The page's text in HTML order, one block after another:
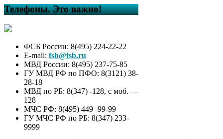
Телефоны. Это важно!
ФСБ России: 8(495) 224-22-22
E-mail: fsb@fsb.ru
МВД России: 8(495) 237-75-85
ГУ МВД РФ по ПФО: 8(3121) 38-
28-18
МВД по РБ: 8(347) -128, с моб. —
128
МЧС РФ: 8(495) 449 -99-99
ГУ МЧС РФ по РБ: 8(347) 233-
9999